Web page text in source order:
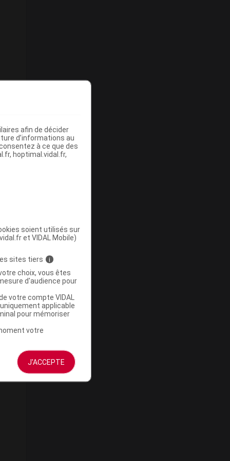
afin de décider
d’informations au
à ce que des
hoptimal.vidal.fr,
soient utilisés sur
et VIDAL Mobile)
sites tiers i
choix, vous êtes
d'audience pour
votre compte VIDAL
applicable
pour mémoriser
votre
J'ACCEPTE